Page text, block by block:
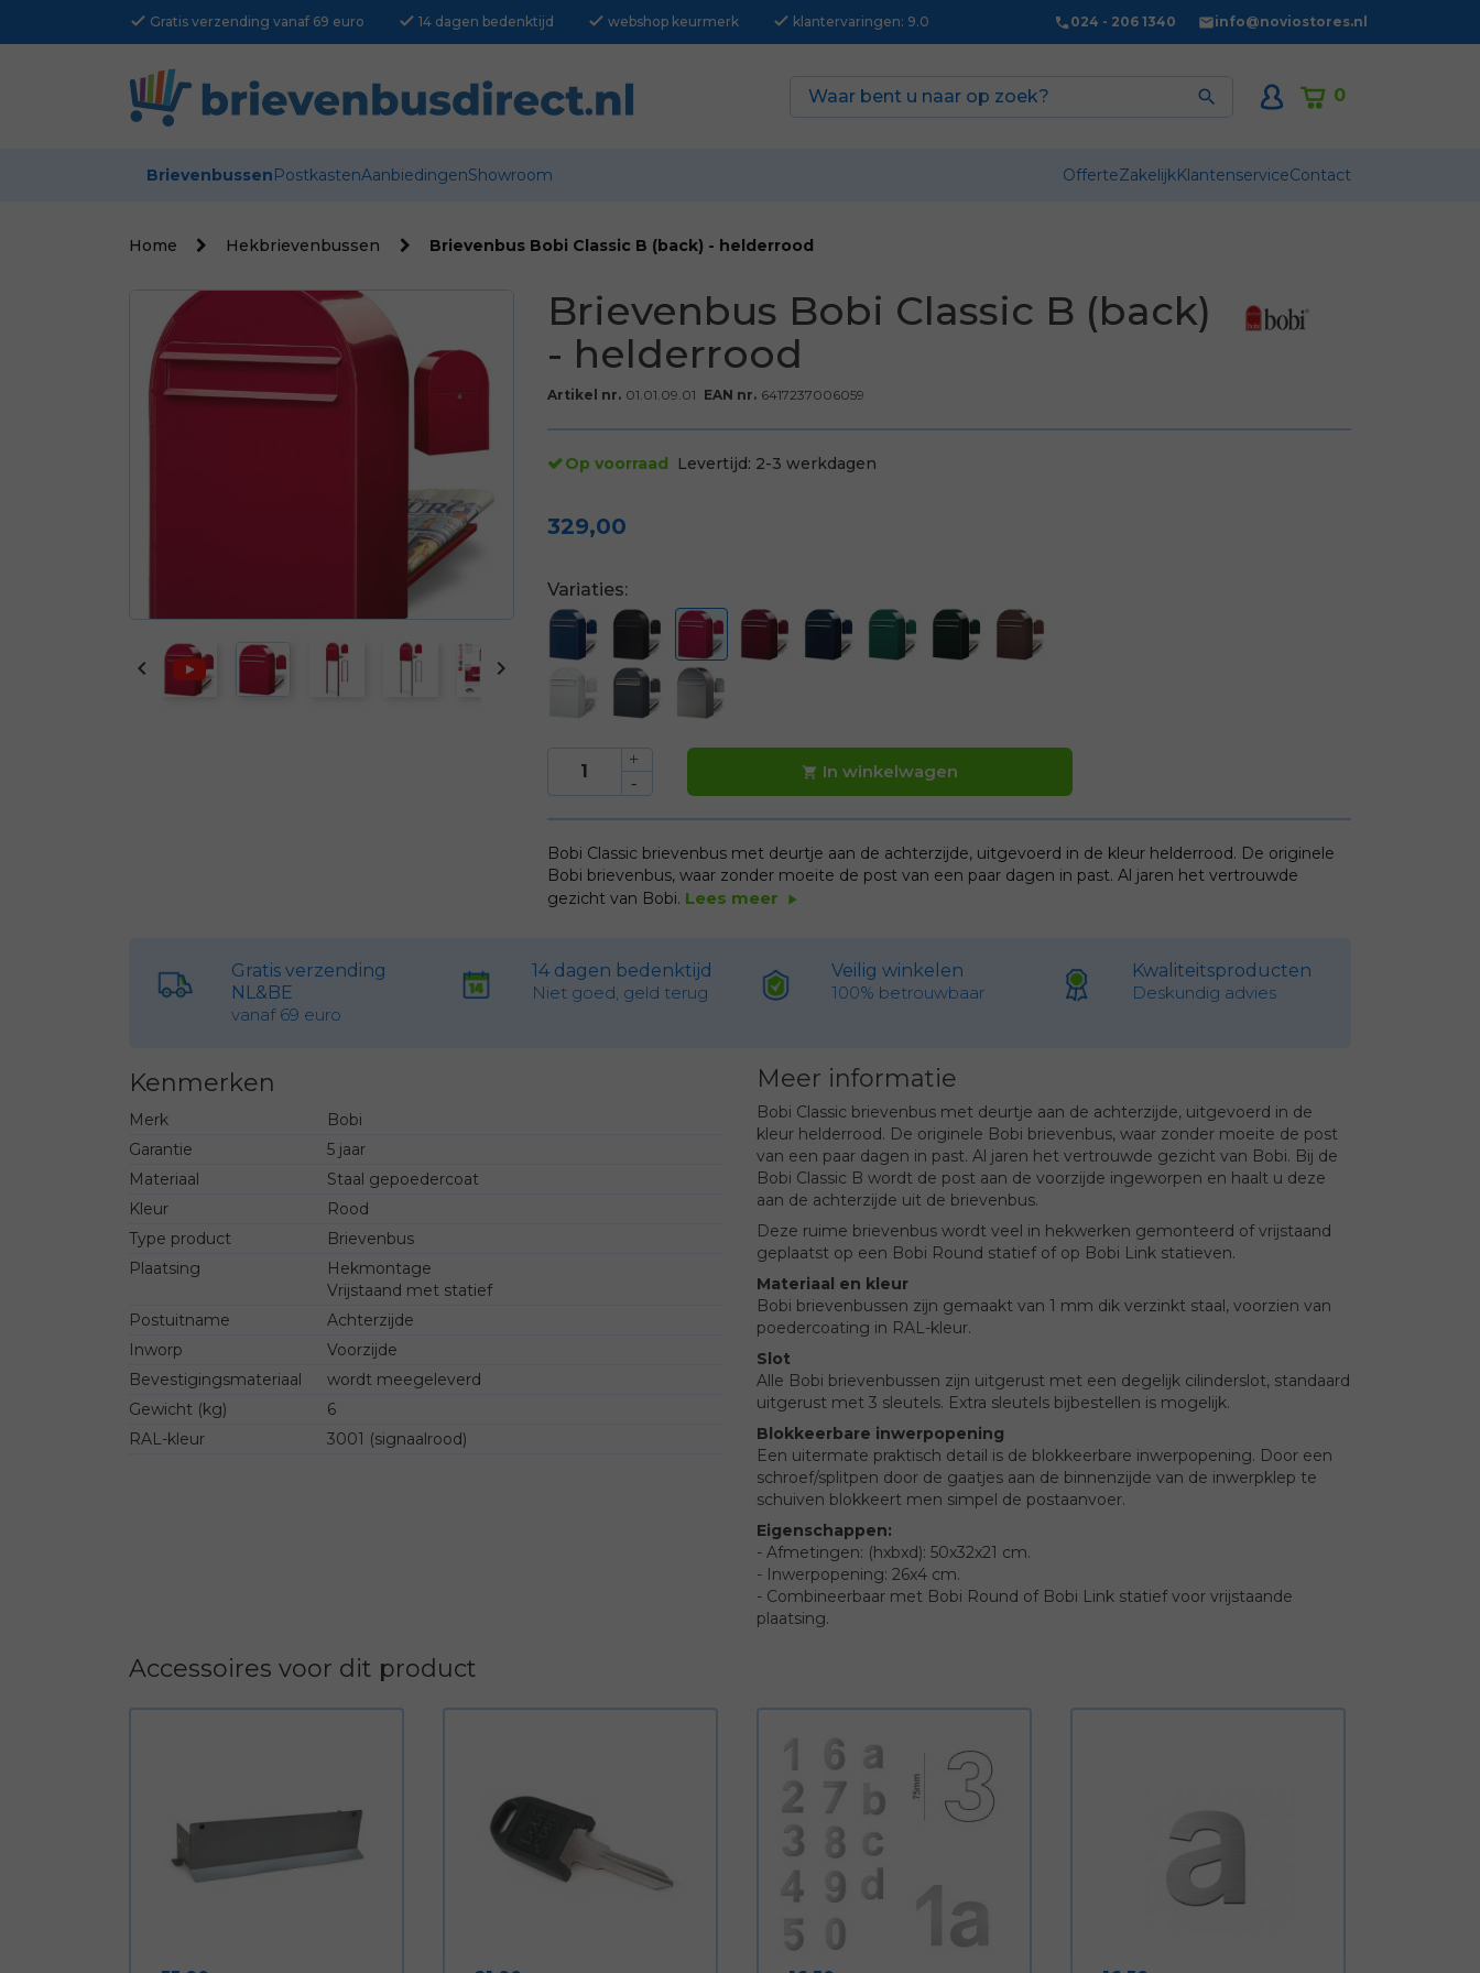
check Gratis verzending vanaf 69 euro check 14 dagen bedenktijd check webshop keurmerk check klantervaringen: 9.0 024 - 206 1340 info@noviostores.nl
0

BrievenbussenPostkastenAanbiedingenShowroom OfferteZakelijkKlantenserviceContact
Home Hekbrievenbussen Brievenbus Bobi Classic B (back) - helderrood
 
Brievenbus Bobi Classic B (back)
- helderrood
Artikel nr. 01.01.09.01 EAN nr. 6417237006059
Op voorraad Levertijd: 2-3 werkdagen
329,00
Variaties:
 In winkelwagen
Bobi Classic brievenbus met deurtje aan de achterzijde, uitgevoerd in de kleur helderrood. De originele
Bobi brievenbus, waar zonder moeite de post van een paar dagen in past. Al jaren het vertrouwde
gezicht van Bobi. Lees meer play_arrow
Gratis verzending
NL&BE
vanaf 69 euro
14 dagen bedenktijd
Niet goed, geld terug
Veilig winkelen
100% betrouwbaar
Kwaliteitsproducten
Deskundig advies
Kenmerken
Merk
Bobi
Garantie
5 jaar
Materiaal
Staal gepoedercoat
Kleur
Rood
Type product
Brievenbus
Plaatsing
Hekmontage
Vrijstaand met statief
Postuitname
Achterzijde
Inworp
Voorzijde
Bevestigingsmateriaal
wordt meegeleverd
Gewicht (kg)
6
RAL-kleur
3001 (signaalrood)
Meer informatie
Bobi Classic brievenbus met deurtje aan de achterzijde, uitgevoerd in de
kleur helderrood. De originele Bobi brievenbus, waar zonder moeite de post
van een paar dagen in past. Al jaren het vertrouwde gezicht van Bobi. Bij de
Bobi Classic B wordt de post aan de voorzijde ingeworpen en haalt u deze
aan de achterzijde uit de brievenbus.
Deze ruime brievenbus wordt veel in hekwerken gemonteerd of vrijstaand
geplaatst op een Bobi Round statief of op Bobi Link statieven.
Materiaal en kleur
Bobi brievenbussen zijn gemaakt van 1 mm dik verzinkt staal, voorzien van
poedercoating in RAL-kleur.
Slot
Alle Bobi brievenbussen zijn uitgerust met een degelijk cilinderslot, standaard
uitgerust met 3 sleutels. Extra sleutels bijbestellen is mogelijk.
Blokkeerbare inwerpopening
Een uitermate praktisch detail is de blokkeerbare inwerpopening. Door een
schroef/splitpen door de gaatjes aan de binnenzijde van de inwerpklep te
schuiven blokkeert men simpel de postaanvoer.
Eigenschappen:
- Afmetingen: (hxbxd): 50x32x21 cm.
- Inwerpopening: 26x4 cm.
- Combineerbaar met Bobi Round of Bobi Link statief voor vrijstaande
plaatsing.
Accessoires voor dit product